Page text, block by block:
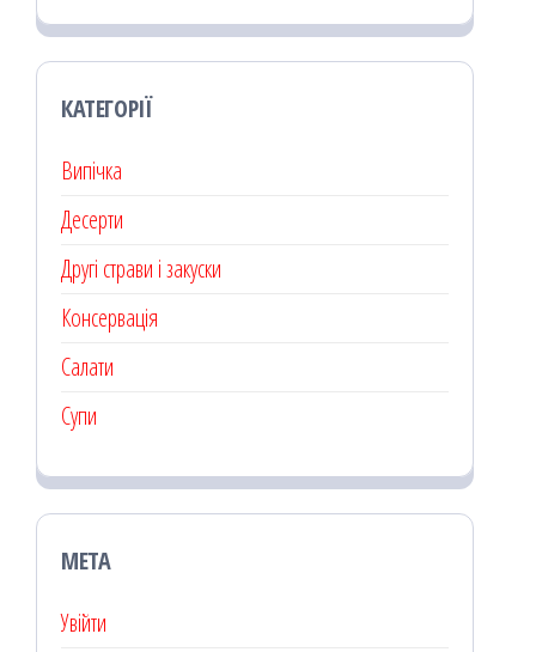
КАТЕГОРІЇ
Випічка
Десерти
Другі страви і закуски
Консервація
Салати
Супи
МЕТА
Увійти